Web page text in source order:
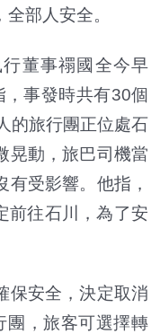
部人安全。
董事禤國全今早
，事發時共有30個
的旅行團正位處石
晃動，旅巴司機當
有受影響。他指，
前往石川，為了安
保安全，決定取消
團，旅客可選擇轉